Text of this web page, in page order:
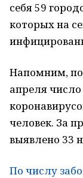
себя 59
которых на
Напомним,
апреля
человек. За
выявлено 33
По числу